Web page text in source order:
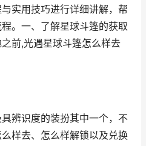
实用技巧进行详细讲解，帮
。一、了解星球斗篷的获取
前,光遇星球斗篷怎么样去
辨识度的装扮其中一个，不
样去、怎么样解锁以及兑换